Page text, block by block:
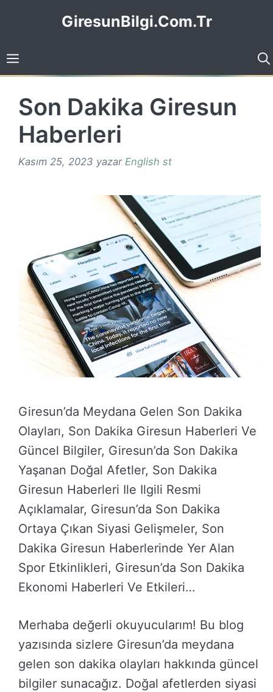
GiresunBilgi.Com.Tr
Son Dakika Giresun
Haberleri
Kasım 25, 2023 yazar English st
Giresun’da Meydana Gelen Son Dakika
Olayları, Son Dakika Giresun Haberleri Ve
Güncel Bilgiler, Giresun’da Son Dakika
Yaşanan Doğal Afetler, Son Dakika
Giresun Haberleri Ile Ilgili Resmi
Açıklamalar, Giresun’da Son Dakika
Ortaya Çıkan Siyasi Gelişmeler, Son
Dakika Giresun Haberlerinde Yer Alan
Spor Etkinlikleri, Giresun’da Son Dakika
Ekonomi Haberleri Ve Etkileri…
Merhaba değerli okuyucularım! Bu blog
yazısında sizlere Giresun’da meydana
gelen son dakika olayları hakkında güncel
bilgiler sunacağız. Doğal afetlerden siyasi